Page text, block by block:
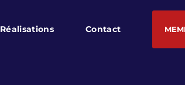
Réalisations Contact